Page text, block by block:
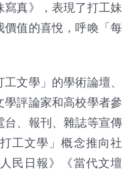
真》，表現了打工妹
價值的喜悅，呼喚「每
文學」的學術論壇、
評論家和高校學者參
台、報刊、雜誌等宣傳
工文學」概念推向社
民日報》《當代文壇